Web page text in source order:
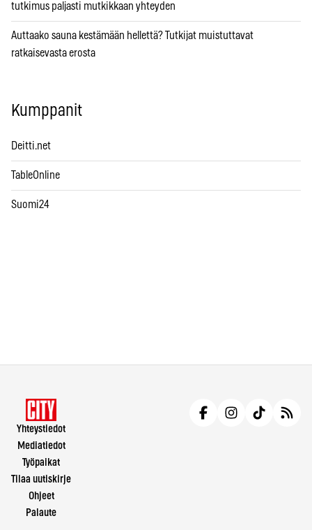
tutkimus paljasti mutkikkaan yhteyden
Auttaako sauna kestämään hellettä? Tutkijat muistuttavat
ratkaisevasta erosta
Kumppanit
Deitti.net
TableOnline
Suomi24
Yhteystiedot
Mediatiedot
Työpaikat
Tilaa uutiskirje
Ohjeet
Palaute